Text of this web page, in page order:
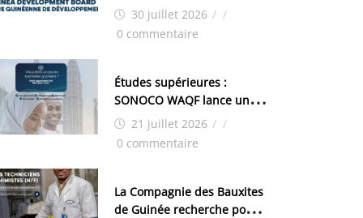
d’aménagement de la zone
industrielle de FANDJE
30 juillet 2026 / /
0 commentaire
Études supérieures :
SONOCO WAQF lance un
programme de bourses
pour la Malaisie
21 juillet 2026 / /
0 commentaire
La Compagnie des Bauxites
de Guinée recherche pour